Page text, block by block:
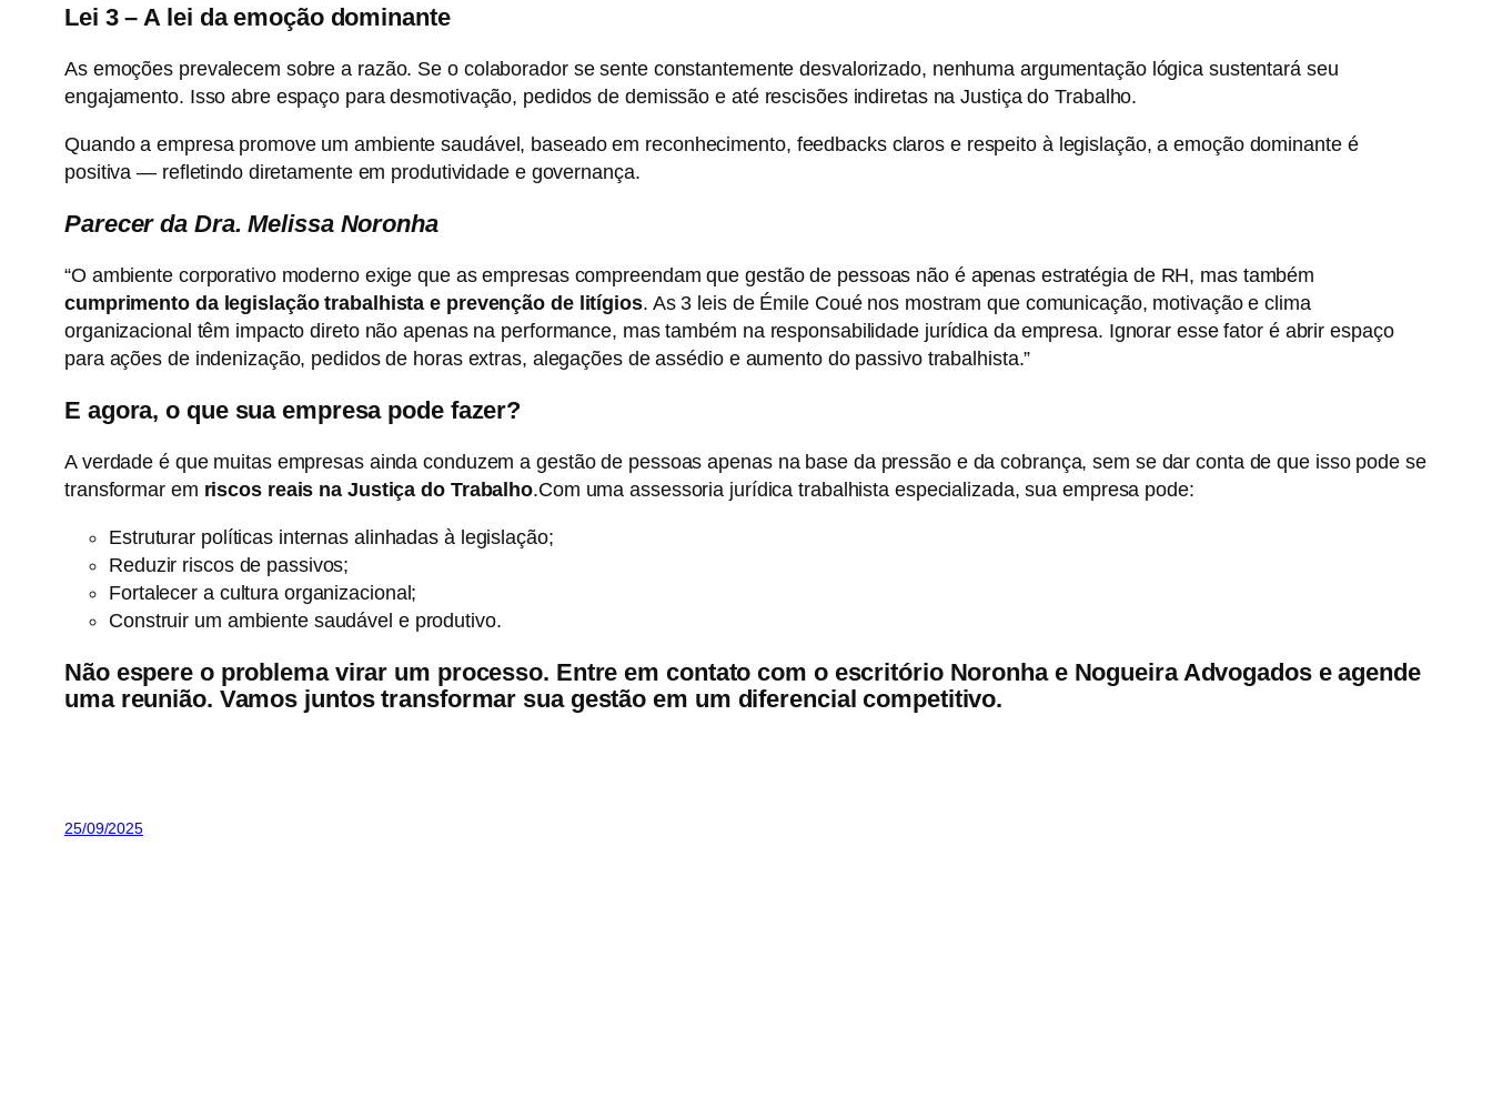
Lei 3 – A lei da emoção dominante
As emoções prevalecem sobre a razão. Se o colaborador se sente constantemente desvalorizado, nenhuma argumentação lógica sustentará seu
engajamento. Isso abre espaço para desmotivação, pedidos de demissão e até rescisões indiretas na Justiça do Trabalho.
Quando a empresa promove um ambiente saudável, baseado em reconhecimento, feedbacks claros e respeito à legislação, a emoção dominante é
positiva — refletindo diretamente em produtividade e governança.
Parecer da Dra. Melissa Noronha
“O ambiente corporativo moderno exige que as empresas compreendam que gestão de pessoas não é apenas estratégia de RH, mas também
cumprimento da legislação trabalhista e prevenção de litígios. As 3 leis de Émile Coué nos mostram que comunicação, motivação e clima
organizacional têm impacto direto não apenas na performance, mas também na responsabilidade jurídica da empresa. Ignorar esse fator é abrir espaço
para ações de indenização, pedidos de horas extras, alegações de assédio e aumento do passivo trabalhista.”
E agora, o que sua empresa pode fazer?
A verdade é que muitas empresas ainda conduzem a gestão de pessoas apenas na base da pressão e da cobrança, sem se dar conta de que isso pode se
transformar em riscos reais na Justiça do Trabalho.Com uma assessoria jurídica trabalhista especializada, sua empresa pode:
Estruturar políticas internas alinhadas à legislação;
Reduzir riscos de passivos;
Fortalecer a cultura organizacional;
Construir um ambiente saudável e produtivo.
Não espere o problema virar um processo. Entre em contato com o escritório Noronha e Nogueira Advogados e agende
uma reunião. Vamos juntos transformar sua gestão em um diferencial competitivo.
25/09/2025